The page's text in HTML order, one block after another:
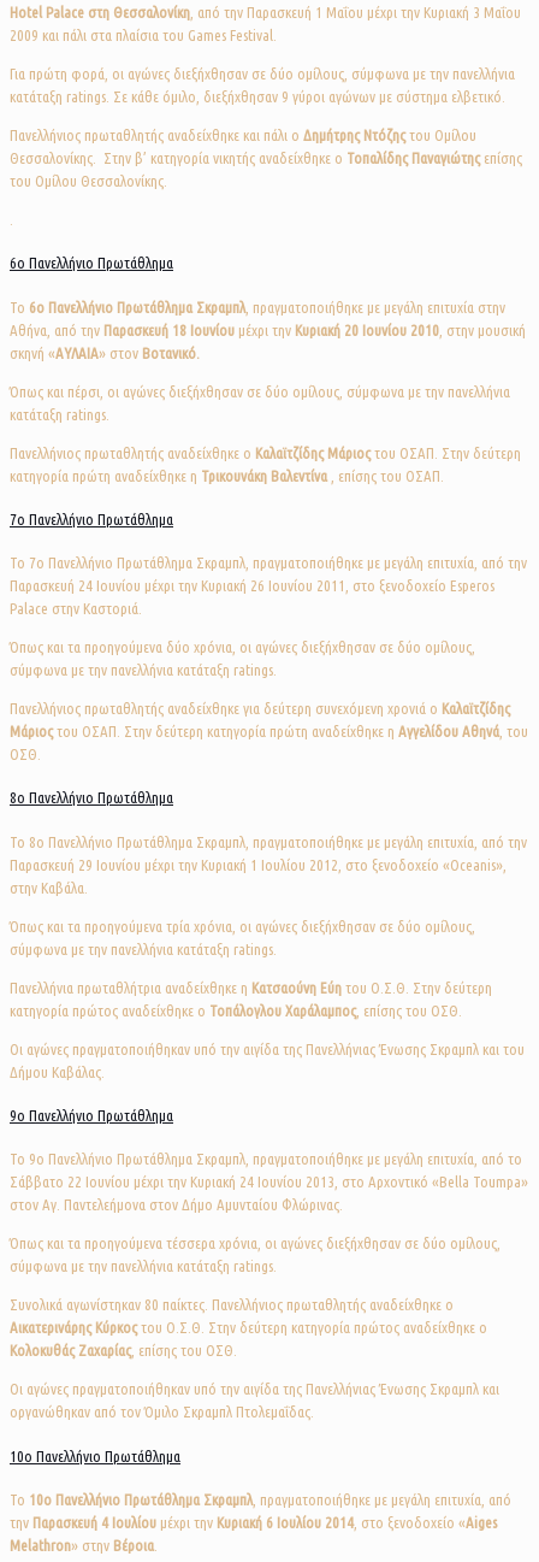
Hotel Palace στη Θεσσαλονίκη , από την Παρασκευή 1 Μαΐου μέχρι την Κυριακή 3 Μαΐου
2009 και πάλι στα πλαίσια του Games Festival.
Για πρώτη φορά, οι αγώνες διεξήχθησαν σε δύο ομίλους, σύμφωνα με την πανελλήνια
κατάταξη ratings. Σε κάθε όμιλο, διεξήχθησαν 9 γύροι αγώνων με σύστημα ελβετικό.
Πανελλήνιος πρωταθλητής αναδείχθηκε και πάλι ο Δημήτρης Ντόζηςτου Ομίλου
Θεσσαλονίκης. Στην β’ κατηγορία νικητής αναδείχθηκε ο Τοπαλίδης Παναγιώτηςεπίσης
του Ομίλου Θεσσαλονίκης.
6ο Πανελλήνιο Πρωτάθλημα
Το 6o Πανελλήνιο Πρωτάθλημα Σκραμπλ , πραγματοποιήθηκε με μεγάλη επιτυχία στην
Αθήνα, από την Παρασκευή 18 Ιουνίου μέχρι την Κυριακή 20 Ιουνίου 2010 , στην μουσική
σκηνή «ΑΥΛΑΙΑ» στον Βοτανικό.
Όπως και πέρσι, οι αγώνες διεξήχθησαν σε δύο ομίλους, σύμφωνα με την πανελλήνια
κατάταξη ratings.
Πανελλήνιος πρωταθλητής αναδείχθηκε ο Καλαϊτζίδης Μάριοςτου ΟΣΑΠ. Στην δεύτερη
κατηγορία πρώτη αναδείχθηκε η Τρικουνάκη Βαλεντίνα , επίσης του ΟΣΑΠ.
7ο Πανελλήνιο Πρωτάθλημα
Το 7o Πανελλήνιο Πρωτάθλημα Σκραμπλ, πραγματοποιήθηκε με μεγάλη επιτυχία, από την
Παρασκευή 24 Ιουνίου μέχρι την Κυριακή 26 Ιουνίου 2011, στο ξενοδοχείο Esperos
Palace στην Καστοριά.
Όπως και τα προηγούμενα δύο χρόνια, οι αγώνες διεξήχθησαν σε δύο ομίλους,
σύμφωνα με την πανελλήνια κατάταξη ratings.
Πανελλήνιος πρωταθλητής αναδείχθηκε για δεύτερη συνεχόμενη χρονιά ο Καλαϊτζίδης
Μάριοςτου ΟΣΑΠ. Στην δεύτερη κατηγορία πρώτη αναδείχθηκε η Αγγελίδου Αθηνά , του
ΟΣΘ.
8ο Πανελλήνιο Πρωτάθλημα
Το 8o Πανελλήνιο Πρωτάθλημα Σκραμπλ, πραγματοποιήθηκε με μεγάλη επιτυχία, από την
Παρασκευή 29 Ιουνίου μέχρι την Κυριακή 1 Ιουλίου 2012, στο ξενοδοχείο «Oceanis»,
στην Καβάλα.
Όπως και τα προηγούμενα τρία χρόνια, οι αγώνες διεξήχθησαν σε δύο ομίλους,
σύμφωνα με την πανελλήνια κατάταξη ratings.
Πανελλήνια πρωταθλήτρια αναδείχθηκε η Κατσαούνη Εύη του Ο.Σ.Θ. Στην δεύτερη
κατηγορία πρώτος αναδείχθηκε ο Τοπάλογλου Χαράλαμπος, επίσης του ΟΣΘ.
Οι αγώνες πραγματοποιήθηκαν υπό την αιγίδα της Πανελλήνιας Ένωσης Σκραμπλ και του
Δήμου Καβάλας.
9ο Πανελλήνιο Πρωτάθλημα
Το 9o Πανελλήνιο Πρωτάθλημα Σκραμπλ, πραγματοποιήθηκε με μεγάλη επιτυχία, από το
Σάββατο 22 Ιουνίου μέχρι την Κυριακή 24 Ιουνίου 2013, στο Αρχοντικό «Bella Toumpa»
στον Αγ. Παντελεήμονα στον Δήμο Αμυνταίου Φλώρινας.
Όπως και τα προηγούμενα τέσσερα χρόνια, οι αγώνες διεξήχθησαν σε δύο ομίλους,
σύμφωνα με την πανελλήνια κατάταξη ratings.
Συνολικά αγωνίστηκαν 80 παίκτες. Πανελλήνιος πρωταθλητής αναδείχθηκε ο
Αικατερινάρης Κύρκοςτου Ο.Σ.Θ. Στην δεύτερη κατηγορία πρώτος αναδείχθηκε ο
Κολοκυθάς Ζαχαρίας, επίσης του ΟΣΘ.
Οι αγώνες πραγματοποιήθηκαν υπό την αιγίδα της Πανελλήνιας Ένωσης Σκραμπλ και
οργανώθηκαν από τον Όμιλο Σκραμπλ Πτολεμαΐδας.
10ο Πανελλήνιο Πρωτάθλημα
Το 10o Πανελλήνιο Πρωτάθλημα Σκραμπλ, πραγματοποιήθηκε με μεγάλη επιτυχία, από
την Παρασκευή 4 Ιουλίου μέχρι την Κυριακή 6 Ιουλίου 2014, στο ξενοδοχείο «Aiges
Melathron» στην Βέροια